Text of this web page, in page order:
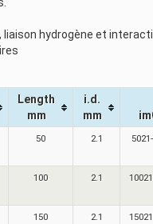
liaison hydrogène et
Length
mm
i.d.
mm
50 2.1
100 2.1
150 2.1